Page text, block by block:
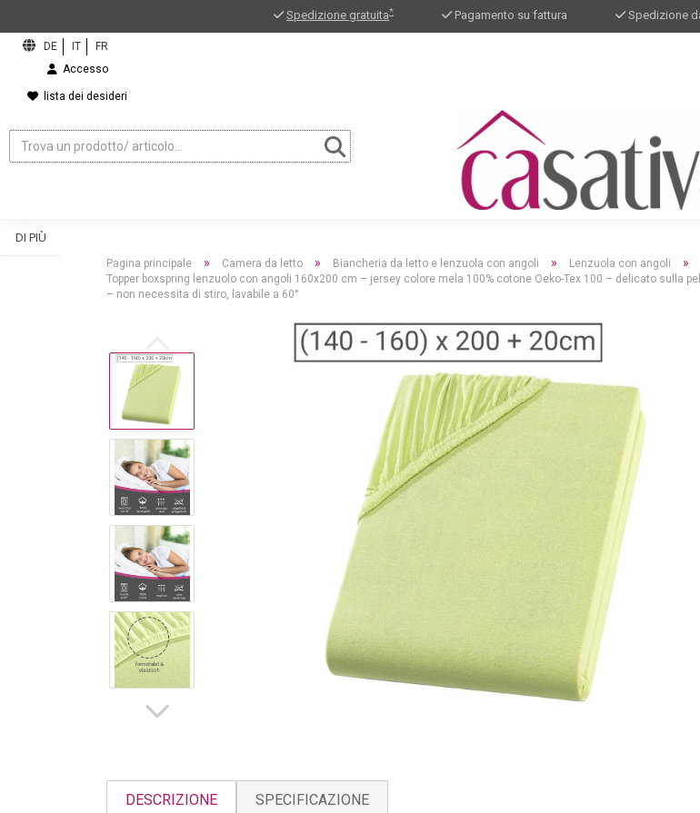
Spedizione gratuita* Pagamento su fattura Spedizione
Accesso
lista dei desideri
DI PIÙ
Pagina principale » Camera da letto » Biancheria da letto e lenzuola con angoli » Lenzuola con angoli »
Topper boxspring lenzuolo con angoli 160x200 cm – jersey colore mela 100% cotone Oeko-Tex 100 – delicato sulla
– non necessita di stiro, lavabile a 60°
DESCRIZIONE SPECIFICAZIONE